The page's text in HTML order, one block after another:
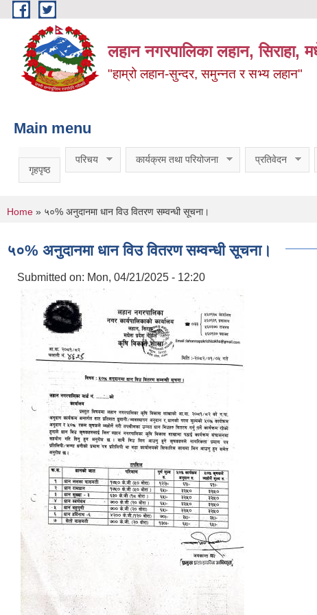
Skip to main content
लहान नगरपालिका लहान, सिराहा,
"हाम्रो लहान-सुन्दर, समुन्नत र सभ्य लहान"
Main menu
गृहपृष्ठ
परिचय कार्यक्रम तथा परियोजना प्रतिवेदन
You are here
Home » ५०% अनुदानमा धान विउ वितरण सम्वन्धी सूचना।
५०% अनुदानमा धान विउ वितरण सम्वन्धी सूचना।
Submitted on: Mon, 04/21/2025 - 12:20